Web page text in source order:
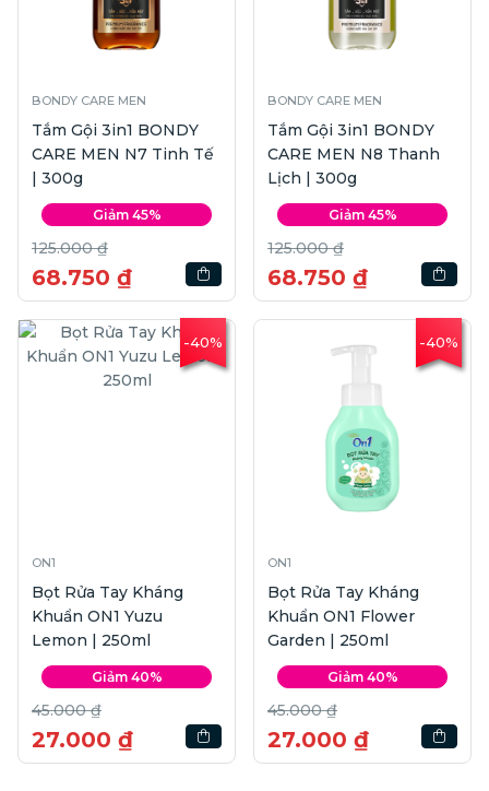
BONDY CARE MEN
Tắm Gội 3in1 BONDY
CARE MEN N7 Tinh Tế
| 300g
Giảm 45%
125.000 ₫
68.750 ₫
BONDY CARE MEN
Tắm Gội 3in1 BONDY
CARE MEN N8 Thanh
Lịch | 300g
Giảm 45%
125.000 ₫
68.750 ₫
-40%
ON1
Bọt Rửa Tay Kháng
Khuẩn ON1 Yuzu
Lemon | 250ml
Giảm 40%
45.000 ₫
27.000 ₫
-40%
ON1
Bọt Rửa Tay Kháng
Khuẩn ON1 Flower
Garden | 250ml
Giảm 40%
45.000 ₫
27.000 ₫